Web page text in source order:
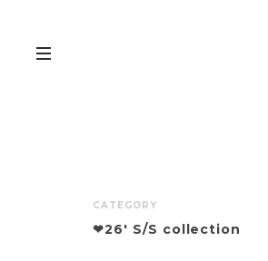
CATEGORY
❤︎26' S/S collection